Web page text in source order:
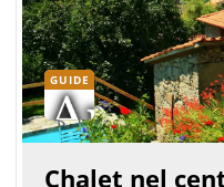
GUIDE
Chalet nel